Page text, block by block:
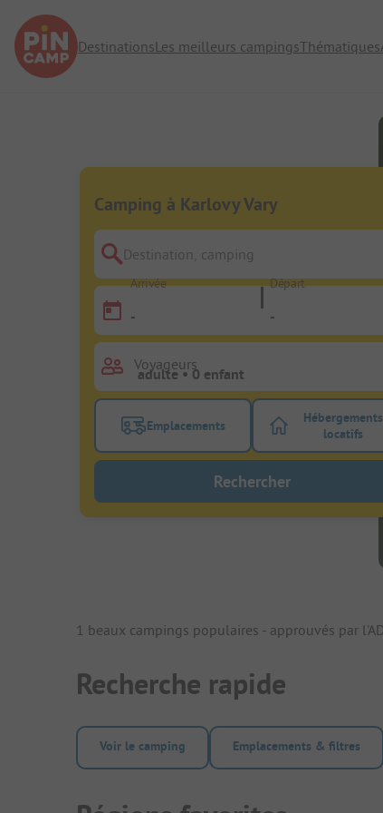
DestinationsLes meilleurs campingsThématiques
Camping à Karlovy Vary
Destination, camping
Arrivée
-
Départ
-
Voyageurs
Activez le bouton de filtre
Emplacements Activez
Hébergements
locatifs
Rechercher
1 beaux campings populaires - approuvés par
Recherche rapide
Voir le camping Emplacements & filtres